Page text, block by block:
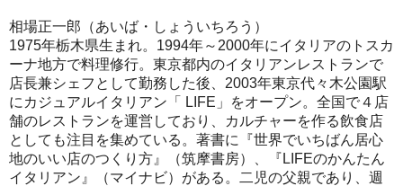
相場正一郎（あいば・しょういちろう）
1975年栃木県生まれ。1994年～2000年にイタリアのトスカ
ーナ地方で料理修行。東京都内のイタリアンレストランで
店長兼シェフとして勤務した後、2003年東京代々木公園駅
にカジュアルイタリアン「 LIFE」をオープン。全国で４店
舗のレストランを運営しており、カルチャーを作る飲食店
としても注目を集めている。著書に『世界でいちばん居心
地のいい店のつくり方』（筑摩書房）、『LIFEのかんたん
イタリアン』（マイナビ）がある。二児の父親であり、週